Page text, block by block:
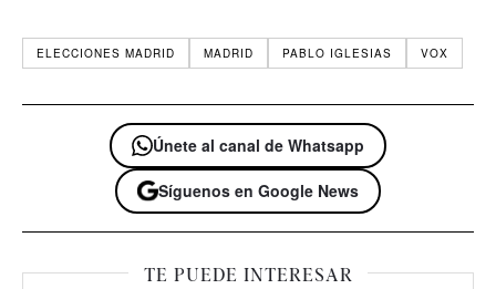
ELECCIONES MADRID MADRID PABLO IGLESIAS VOX
Únete al canal de Whatsapp
Síguenos en Google News
TE PUEDE INTERESAR